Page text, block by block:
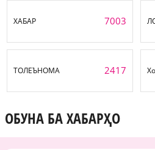
ХАБАР 7003
ТОЛЕЪНОМА 2417
ОБУНА БА ХАБАРҲО